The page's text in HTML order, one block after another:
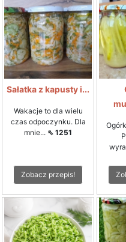
Sałatka z kapusty i...
Wakacje to dla wielu
czas odpoczynku. Dla
mnie... ⇖ 1251
Zobacz przepis!